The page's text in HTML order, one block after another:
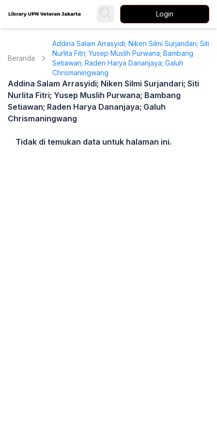
Login
Beranda
Addina Salam Arrasyidi; Niken Silmi Surjandari; Siti
Nurlita Fitri; Yusep Muslih Purwana; Bambang
Setiawan; Raden Harya Dananjaya; Galuh
Chrismaningwang
Addina Salam Arrasyidi; Niken Silmi Surjandari; Siti
Nurlita Fitri; Yusep Muslih Purwana; Bambang
Setiawan; Raden Harya Dananjaya; Galuh
Chrismaningwang
Tidak di temukan data untuk halaman ini.